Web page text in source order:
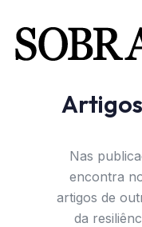
Nas
encontra
artigos de
da